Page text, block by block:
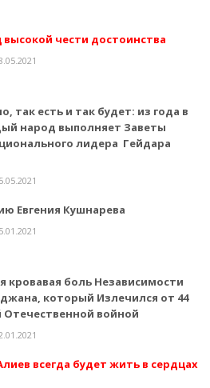
высокой чести достоинства
так есть и так будет: из года в
народ выполняет Заветы
лидера Гейдара
Евгения Кушнарева
кровавая боль Независимости
который Излечился от 44
Отечественной войной
всегда будет жить в сердцах